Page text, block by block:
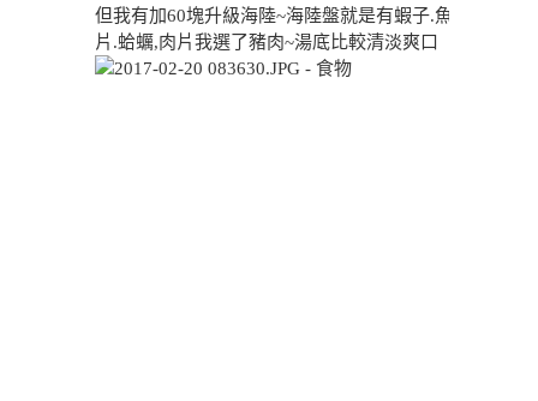
但我有加60塊升級海陸~海陸盤就是有蝦子.魚
片.蛤蠣,肉片我選了豬肉~湯底比較清淡爽口